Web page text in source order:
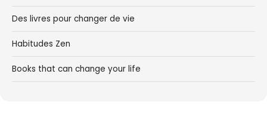
Des livres pour changer de vie
Habitudes Zen
Books that can change your life